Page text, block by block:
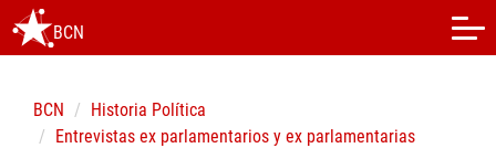
BCN
BCN
Historia Política
Entrevistas ex parlamentarios y ex parlamentarias